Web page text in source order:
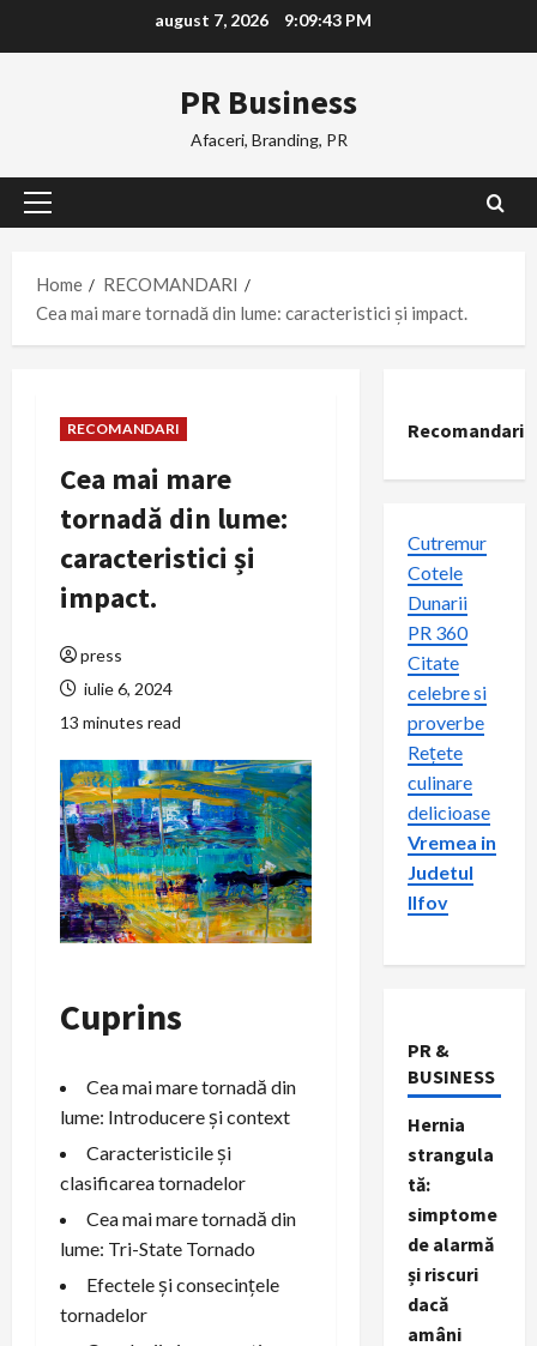
august 7, 2026 9:09:44 PM
PR Business
Afaceri, Branding, PR
Primary
Home
RECOMANDARI
Cea mai mare tornadă din lume: caracteristici și impact.
RECOMANDARI
Cea mai mare
tornadă din lume:
caracteristici și
impact.
press
iulie 6, 2024
13 minutes read
Cuprins
Cea mai mare tornadă din
lume: Introducere și context
Caracteristicile și
clasificarea tornadelor
Cea mai mare tornadă din
lume: Tri-State Tornado
Efectele și consecințele
tornadelor
Recomandari
Cutremur
Cotele
Dunarii
PR 360
Citate
celebre si
proverbe
Rețete
culinare
delicioase
Vremea in
Judetul
Ilfov
PR &
BUSINESS
Hernia
strangula
tă:
simptome
de alarmă
și riscuri
dacă
amâni